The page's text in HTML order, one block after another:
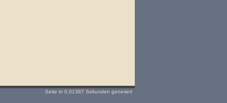
Seite in 0.01387 Sekunden generiert